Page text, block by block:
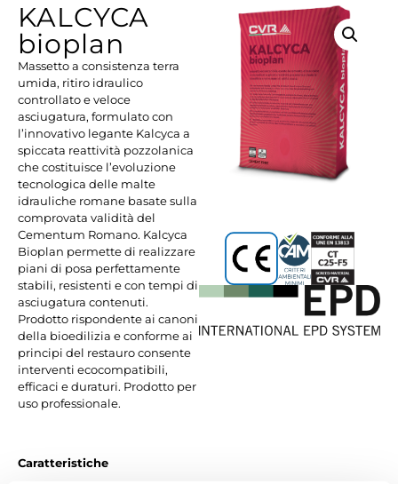
KALCYCA
bioplan
Massetto a consistenza terra
umida, ritiro idraulico
controllato e veloce
asciugatura, formulato con
l’innovativo legante Kalcyca a
spiccata reattività pozzolanica
che costituisce l’evoluzione
tecnologica delle malte
idrauliche romane basate sulla
comprovata validità del
Cementum Romano. Kalcyca
Bioplan permette di realizzare
piani di posa perfettamente
stabili, resistenti e con tempi di
asciugatura contenuti.
Prodotto rispondente ai canoni
della bioedilizia e conforme ai
principi del restauro consente
interventi ecocompatibili,
efficaci e duraturi. Prodotto per
uso professionale.
Caratteristiche